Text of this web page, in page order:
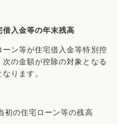
入金等の年末残高
ン等が住宅借入金等特別控
の金額が控除の対象となる
ります。
初の住宅ローン等の残高